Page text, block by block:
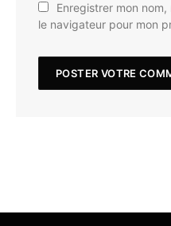
Enregistrer mon
le navigateur pour mon